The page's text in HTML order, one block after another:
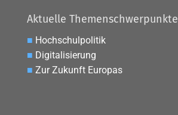
Aktuelle Themenschwerpunkte
■ Hochschulpolitik
■ Digitalisierung
■ Zur Zukunft Europas